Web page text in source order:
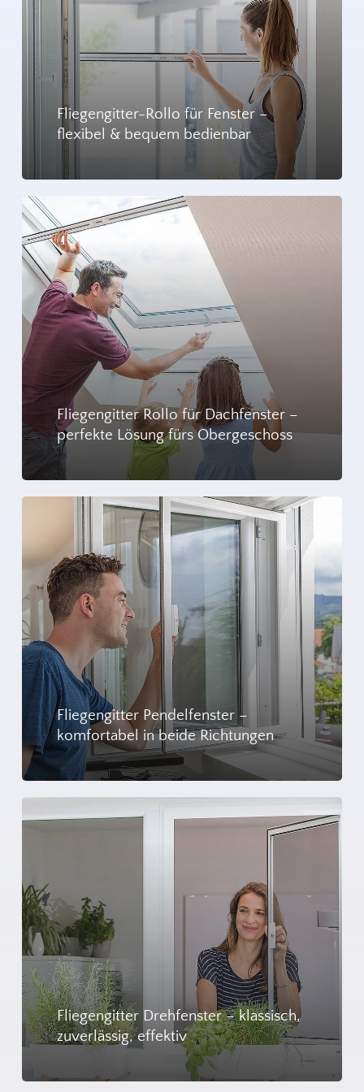
insbesondere die Eiablage und die Entwicklung
der Larven, beeinflusst die Lebenserwartung
der Stechmücken.
Gesundheitszustand
: Krankheiten, Parasiten
und andere Gesundheitsfaktoren können die
Lebensdauer einer Stechmücke erheblich
Diese Faktoren interagieren miteinander, und die
individuelle Lebensdauer einer Stechmücke kann
daher von einer Vielzahl von Umständen
beeinflusst werden.
beeinflussen.
Das Puppenstadium ist eine kurze Phase, in der
sich die Larven in Puppen verwandeln, um sich auf
die Metamorphose zum Erwachsenen
vorzubereiten. Das Erwachsenenstadium markiert
den Höhepunkt des Lebenszyklus, in dem die
entwickeln.
Die Lebensdauer in dieser Phase variiert stark
zwischen den Arten und wird von
Umweltbedingungen, Nahrungsverfügbarkeit und
der allgemeinen Gesundheit beeinflusst. Der
Alterungsprozess von Stechmücken bleibt mit
verschiedenen Mechanismen verbunden, darunter
genetische Faktoren, Umwelteinflüsse und
Reproduktionsaktivitäten.
Fliegengitter-Rollo für Fenster –
flexibel & bequem bedienbar
Fliegengitter Rollo für Dachfenster –
perfekte Lösung fürs Obergeschoss
Fliegengitter Pendelfenster –
komfortabel in beide Richtungen
Fliegengitter Drehfenster – klassisch,
zuverlässig, effektiv